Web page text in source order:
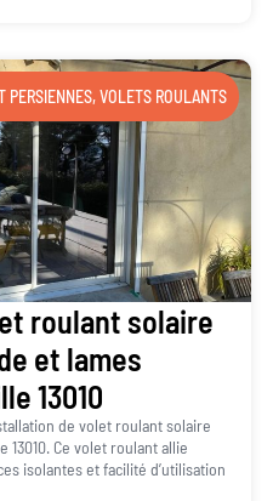
PERSIENNES,VOLETS ROULANTS
roulant solaire
et lames
13010
de volet roulant solaire
13010. Ce volet roulant allie
isolantes et facilité d’utilisation